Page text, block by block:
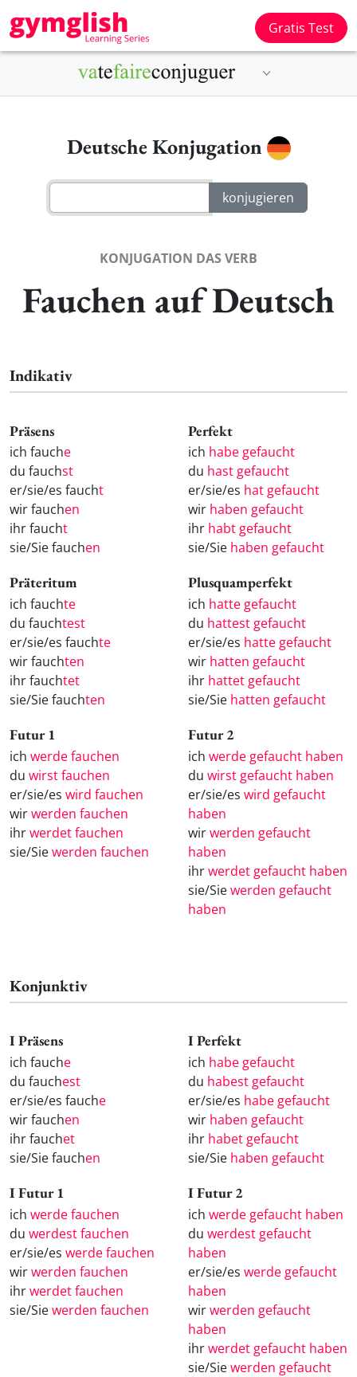
Gratis Test
Deutsche Konjugation
KONJUGATION DAS VERB
Fauchen auf Deutsch
Indikativ
Präsens
ich fauche
du fauchst
er/sie/es faucht
wir fauchen
ihr faucht
sie/Sie fauchen
Perfekt
ich habe gefaucht
du hast gefaucht
er/sie/es hat gefaucht
wir haben gefaucht
ihr habt gefaucht
sie/Sie haben gefaucht
Präteritum
ich fauchte
du fauchtest
er/sie/es fauchte
wir fauchten
ihr fauchtet
sie/Sie fauchten
Plusquamperfekt
ich hatte gefaucht
du hattest gefaucht
er/sie/es hatte gefaucht
wir hatten gefaucht
ihr hattet gefaucht
sie/Sie hatten gefaucht
Futur 1
ich werde fauchen
du wirst fauchen
er/sie/es wird fauchen
wirwerden fauchen
ihrwerdet fauchen
sie/Siewerden fauchen
Futur 2
ich werde gefaucht haben
du wirst gefaucht haben
er/sie/es wird gefaucht
haben
wirwerden gefaucht
haben
ihrwerdet gefaucht haben
sie/Siewerden gefaucht
haben
Konjunktiv
I Präsens
ich fauche
du fauchest
er/sie/es fauche
wir fauchen
ihr fauchet
sie/Sie fauchen
I Perfekt
ich habe gefaucht
du habest gefaucht
er/sie/es habe gefaucht
wir haben gefaucht
ihr habet gefaucht
sie/Sie haben gefaucht
I Futur 1
ich werde fauchen
du werdest fauchen
er/sie/es werde fauchen
wirwerden fauchen
ihrwerdet fauchen
sie/Siewerden fauchen
I Futur 2
ich werde gefaucht haben
du werdest gefaucht
haben
er/sie/es werde gefaucht
haben
wirwerden gefaucht
haben
ihrwerdet gefaucht haben
sie/Siewerden gefaucht